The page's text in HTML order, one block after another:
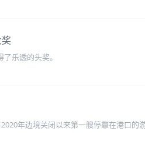
乐透的头奖。
年边境关闭以来第一艘停靠在港口的